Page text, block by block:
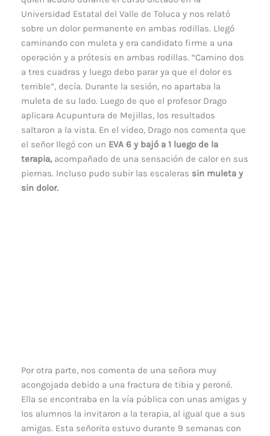
Universidad Estatal del Valle de Toluca y nos relató
sobre un dolor permanente en ambas rodillas. Llegó
caminando con muleta y era candidato firme a una
operación y a prótesis en ambas rodillas. “Camino dos
a tres cuadras y luego debo parar ya que el dolor es
terrible”, decía. Durante la sesión, no apartaba la
muleta de su lado. Luego de que el profesor Drago
aplicara Acupuntura de Mejillas, los resultados
saltaron a la vista. En el video, Drago nos comenta que
el señor llegó con un EVA 6 y bajó a 1 luego de la
terapia, acompañado de una sensación de calor en sus
piernas. Incluso pudo subir las escaleras sin muleta y
sin dolor.
Por otra parte, nos comenta de una señora muy
acongojada debido a una fractura de tibia y peroné.
Ella se encontraba en la vía pública con unas amigas y
los alumnos la invitaron a la terapia, al igual que a sus
amigas. Esta señorita estuvo durante 9 semanas con